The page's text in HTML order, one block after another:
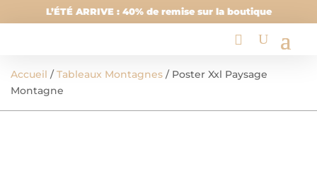
L’ÉTÉ ARRIVE : 40% de remise sur la boutique
Accueil /Tableaux Montagnes / Poster Xxl Paysage
Montagne